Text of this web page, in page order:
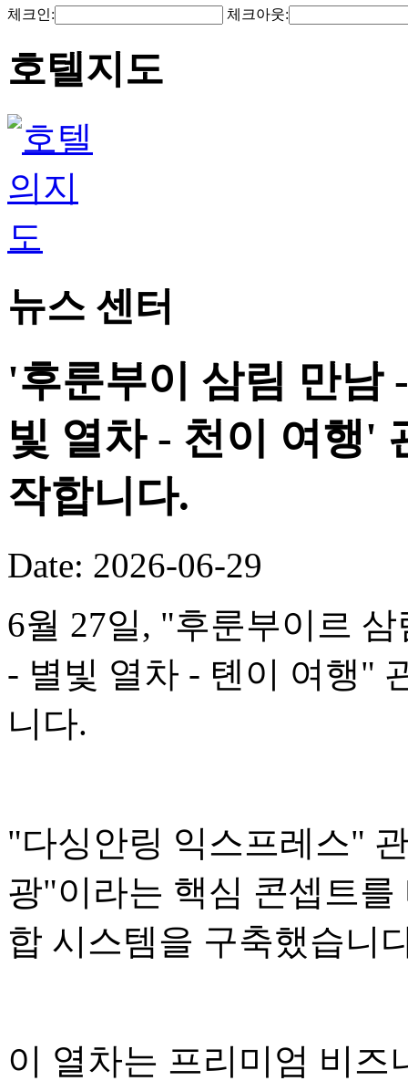
체크인: 체크아웃:
호텔지도
뉴스 센터
'후룬부이 삼림 만남
빛 열차 - 천이 여행'
작합니다.
Date: 2026-06-29
6월 27일, "후룬부이르
- 별빛 열차 - 톈이 여행"
니다.
"다싱안링 익스프레스"
광"이라는 핵심 콘셉트
합 시스템을 구축했습니
이 열차는 프리미엄 비즈